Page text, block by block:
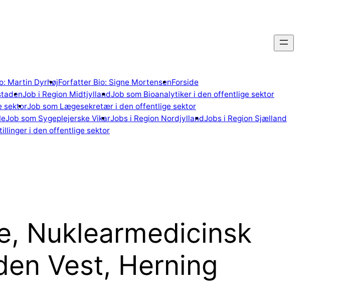
Martin DyrhøjForfatter Bio: Signe MortensenForside
Job i Region MidtjyllandJob som Bioanalytiker i den offentlige sektor
sektorJob som Lægesekretær i den offentlige sektor
Job som Sygeplejerske VikarJobs i Region NordjyllandJobs i Region Sjælland
i den offentlige sektor
Nuklearmedicinsk
Vest, Herning